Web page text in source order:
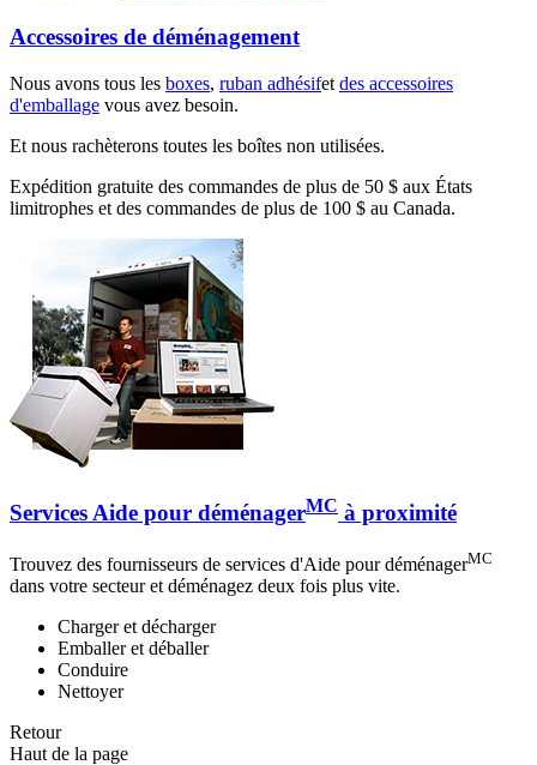
Accessoires de déménagement
Nous avons tous les boxes, ruban adhésifet des accessoires
d'emballage vous avez besoin.
Et nous rachèterons toutes les boîtes non utilisées.
Expédition gratuite des commandes de plus de 50 $ aux États
limitrophes et des commandes de plus de 100 $ au Canada.
Services Aide pour déménagerMC à proximité
Trouvez des fournisseurs de services d'Aide pour déménagerMC
dans votre secteur et déménagez deux fois plus vite.
Charger et décharger
Emballer et déballer
Conduire
Nettoyer
Retour
Haut de la page